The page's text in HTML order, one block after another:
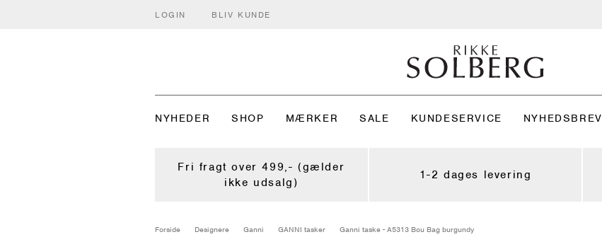
LOGIN BLIV KUNDE
NYHEDER SHOP MÆRKER SALE KUNDESERVICE NYHEDSBREV
Fri fragt over 499,- (gælder
ikke udsalg)
1-2 dages levering
Forside Designere Ganni GANNI tasker Ganni taske - A5313 Bou Bag burgundy